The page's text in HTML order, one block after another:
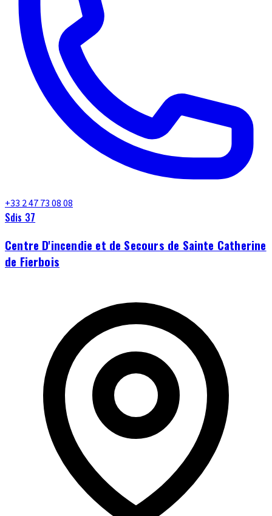
+33 2 47 73 08 08
Sdis 37
Centre D'incendie et de Secours de Sainte Catherine
de Fierbois